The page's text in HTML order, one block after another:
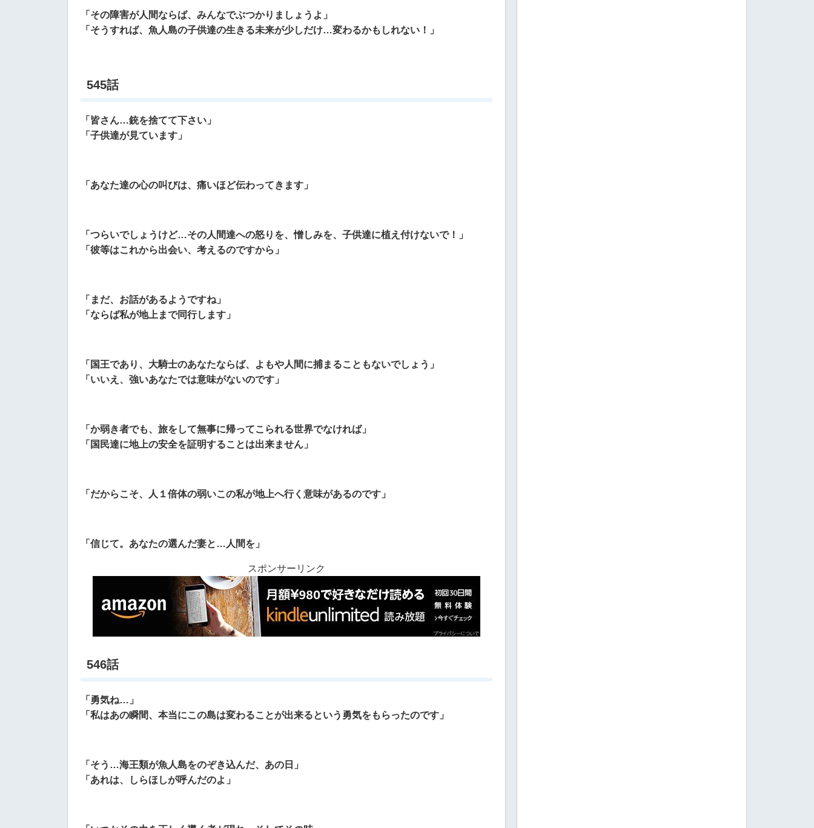
「その障害が人間ならば、みんなでぶつかりましょうよ」
「そうすれば、魚人島の子供達の生きる未来が少しだけ…変わるかもしれない！」
545話
「皆さん…銃を捨てて下さい」
「子供達が見ています」
「あなた達の心の叫びは、痛いほど伝わってきます」
「つらいでしょうけど…その人間達への怒りを、憎しみを、子供達に植え付けないで！」
「彼等はこれから出会い、考えるのですから」
「まだ、お話があるようですね」
「ならば私が地上まで同行します」
「国王であり、大騎士のあなたならば、よもや人間に捕まることもないでしょう」
「いいえ、強いあなたでは意味がないのです」
「か弱き者でも、旅をして無事に帰ってこられる世界でなければ」
「国民達に地上の安全を証明することは出来ません」
「だからこそ、人１倍体の弱いこの私が地上へ行く意味があるのです」
「信じて。あなたの選んだ妻と…人間を」
スポンサーリンク
546話
「勇気ね…」
「私はあの瞬間、本当にこの島は変わることが出来るという勇気をもらったのです」
「そう…海王類が魚人島をのぞき込んだ、あの日」
「あれは、しらほしが呼んだのよ」